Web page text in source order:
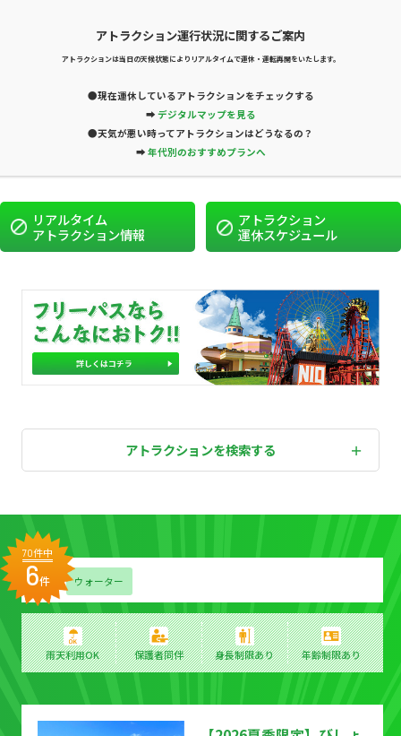
営業時間
10:00か
らWEB
MENU
アトラクション
リアルタイム
アトラクション情報
アトラクション
運休スケジュール
アトラクションを検索する
ト
ラ
ク
70件中
6件 ウォーター
雨天利用OK 保護者同伴 身長制限あり 年齢制限あり
アトラクション運行状況に関するご案内
アトラクションは当日の天候状態によりリアルタイムで運休・運転再開をいたします。
●現在運休しているアトラクションをチェックする
➡ デジタルマップを見る
●天気が悪い時ってアトラクションはどうなるの？
➡ 年代別のおすすめプランへ